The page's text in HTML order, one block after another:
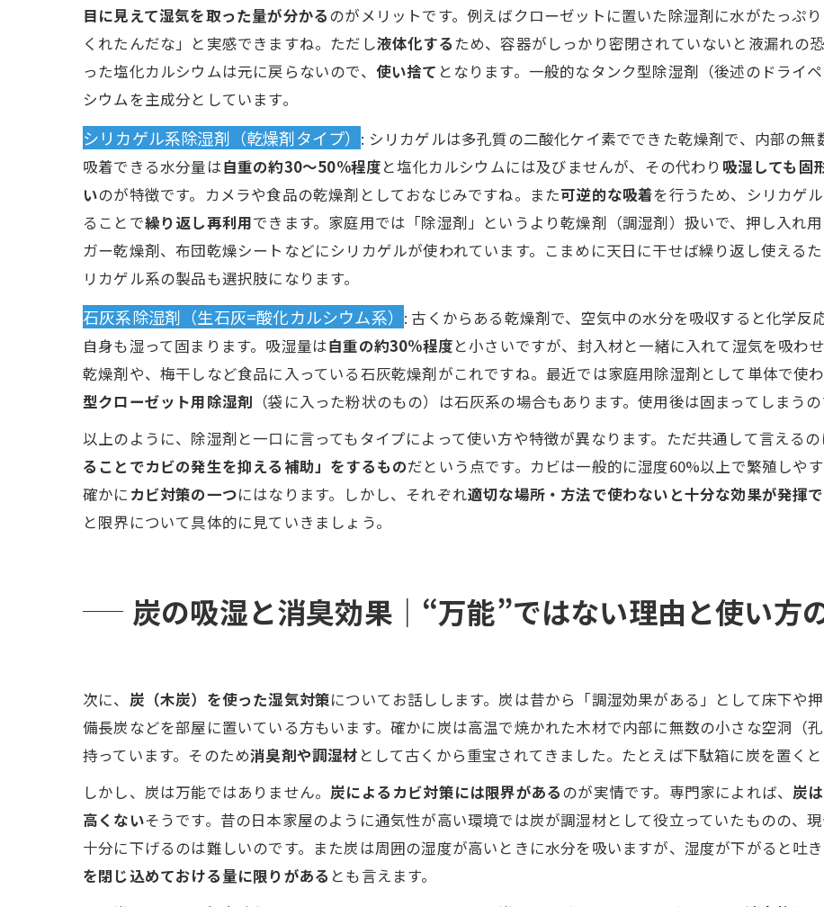
目に見えて湿気を取った量が分かるのがメリットです。例えばクローゼットに置いた除湿剤に水がたっぷ
くれたんだな」と実感できますね。ただし液体化するため、容器がしっかり密閉されていないと液漏れの
った塩化カルシウムは元に戻らないので、 使い捨て となります。一般的なタンク型除湿剤（後述のドライ
シウムを主成分としています。
シリカゲル系除湿剤（乾燥剤タイプ） : シリカゲルは多孔質の二酸化ケイ素でできた乾燥剤で、内部の無
吸着できる水分量は自重の約30～50%程度と塩化カルシウムには及びませんが、その代わり 吸湿しても固
いのが特徴です。カメラや食品の乾燥剤としておなじみですね。また可逆的な吸着を行うため、シリカゲ
ることで繰り返し再利用できます。家庭用では「除湿剤」というより乾燥剤（調湿剤）扱いで、押し入れ
ガー乾燥剤、布団乾燥シートなどにシリカゲルが使われています。こまめに天日に干せば繰り返し使える
リカゲル系の製品も選択肢になります。
石灰系除湿剤（生石灰=酸化カルシウム系） : 古くからある乾燥剤で、空気中の水分を吸収すると化学反
自身も湿って固まります。吸湿量は自重の約30%程度と小さいですが、封入材と一緒に入れて湿気を吸わ
乾燥剤や、梅干しなど食品に入っている石灰乾燥剤がこれですね。最近では家庭用除湿剤として単体で使
型クローゼット用除湿剤 （袋に入った粉状のもの）は石灰系の場合もあります。使用後は固まってしまう
以上のように、除湿剤と一口に言ってもタイプによって使い方や特徴が異なります。ただ共通して言えるの
ることでカビの発生を抑える補助」をするものだという点です。カビは一般的に湿度60%以上で繁殖しや
確かに カビ対策の一つにはなります。しかし、それぞれ適切な場所・方法で使わないと十分な効果が発揮
と限界について具体的に見ていきましょう。
炭の吸湿と消臭効果｜“万能”ではない理由と使い方
次に、 炭（木炭）を使った湿気対策についてお話しします。炭は昔から「調湿効果がある」として床下や
備長炭などを部屋に置いている方もいます。確かに炭は高温で焼かれた木材で内部に無数の小さな空洞（
持っています。そのため消臭剤や調湿材 として古くから重宝されてきました。たとえば下駄箱に炭を置く
しかし、炭は万能ではありません。炭によるカビ対策には限界があるのが実情です。専門家によれば、炭
高くないそうです。昔の日本家屋のように通気性が高い環境では炭が調湿材として役立っていたものの、
十分に下げるのは難しいのです。また炭は周囲の湿度が高いときに水分を吸いますが、湿度が下がると吐
を閉じ込めておける量に限りがある とも言えます。